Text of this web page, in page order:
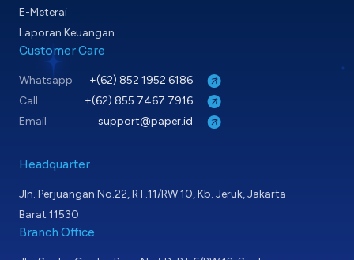
E-Meterai
Laporan Keuangan
Customer Care
Whatsapp
+(62) 852 1952 6186
Call
+(62) 855 7467 7916
Email
support@paper.id
Headquarter
Jln. Perjuangan No.22, RT.11/RW.10, Kb. Jeruk, Jakarta
Barat 11530
Branch Office